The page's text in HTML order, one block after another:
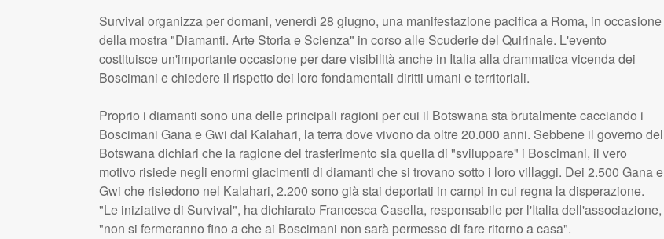
Survival organizza per domani, venerdì 28 giugno, una manifestazione pacifica a Roma, in occasione
della mostra "Diamanti. Arte Storia e Scienza" in corso alle Scuderie del Quirinale. L'evento
costituisce un'importante occasione per dare visibilità anche in Italia alla drammatica vicenda dei
Boscimani e chiedere il rispetto dei loro fondamentali diritti umani e territoriali.
Proprio i diamanti sono una delle principali ragioni per cui il Botswana sta brutalmente cacciando i
Boscimani Gana e Gwi dal Kalahari, la terra dove vivono da oltre 20.000 anni. Sebbene il governo del
Botswana dichiari che la ragione del trasferimento sia quella di "sviluppare" i Boscimani, il vero
motivo risiede negli enormi giacimenti di diamanti che si trovano sotto i loro villaggi. Dei 2.500 Gana e
Gwi che risiedono nel Kalahari, 2.200 sono già stai deportati in campi in cui regna la disperazione.
"Le iniziative di Survival", ha dichiarato Francesca Casella, responsabile per l'Italia dell'associazione,
"non si fermeranno fino a che ai Boscimani non sarà permesso di fare ritorno a casa".